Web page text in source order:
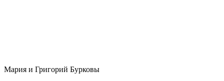
Мария и Григорий Бурковы